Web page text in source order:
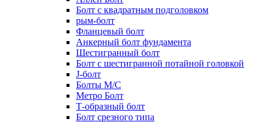
Болт с квадратным подголовком
рым-болт
Фланцевый болт
Анкерный болт фундамента
Шестигранный болт
Болт с шестигранной потайной головкой
J-болт
Болты М/С
Метро Болт
Т-образный болт
Болт срезного типа